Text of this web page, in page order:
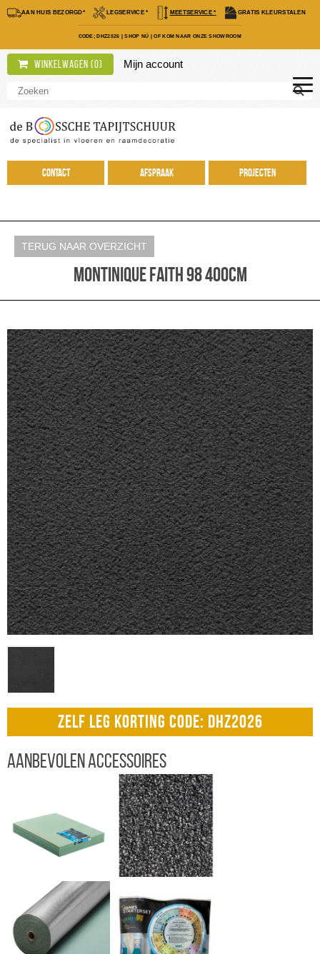
AAN HUIS BEZORGD* LEGSERVICE * MEETSERVICE * GRATIS KLEURSTALEN
CODE; DHZ2026 |SHOP NÚ |OF KOM NAAR ONZE SHOWROOM
Winkelwagen (0) Mijn account
Contact Afspraak Projecten
TERUG NAAR OVERZICHT
Montinique Faith 98 400cm
ZELF LEG KORTING CODE: DHZ2026
Aanbevolen accessoires